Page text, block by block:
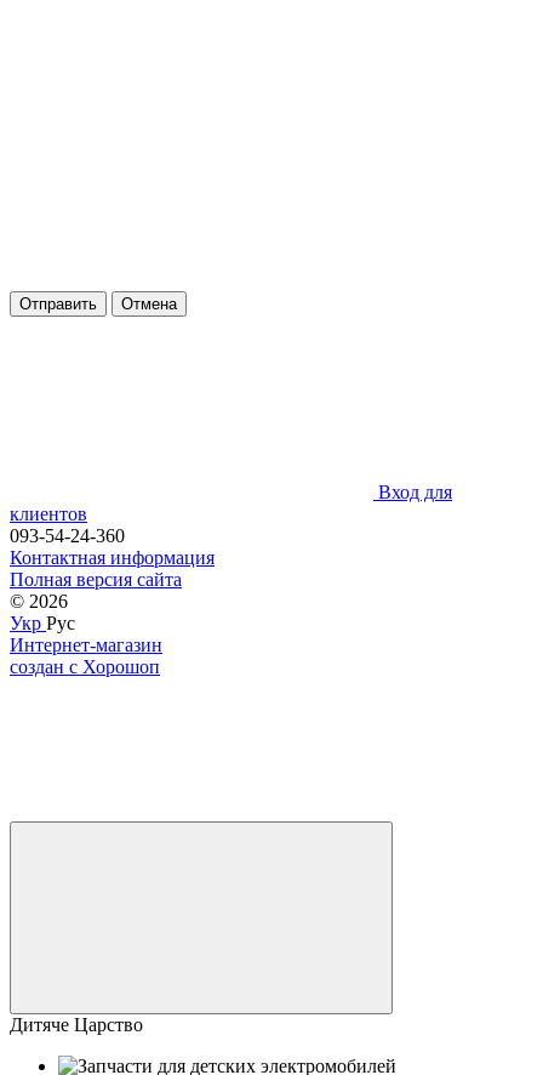
Отправить Отмена
Вход для
клиентов
093-54-24-360
Контактная информация
Полная версия сайта
© 2026
Укр Рус
Интернет-магазин
создан с Хорошоп
Дитяче Царство